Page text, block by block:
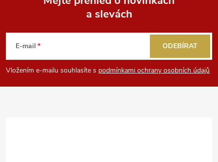
p
a slevách
E-mail
Vložením e-mailu souhlasíte s podmínkami ochrany osobních údajů
ODEBÍRAT